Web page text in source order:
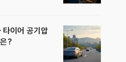
이어 공기압
?